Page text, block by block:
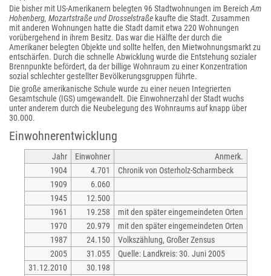
Die bisher mit US-Amerikanern belegten 96 Stadtwohnungen im Bereich Am
Hohenberg, Mozartstraße und Drosselstraße kaufte die Stadt. Zusammen
mit anderen Wohnungen hatte die Stadt damit etwa 220 Wohnungen
vorübergehend in ihrem Besitz. Das war die Hälfte der durch die
Amerikaner belegten Objekte und sollte helfen, den Mietwohnungsmarkt zu
entschärfen. Durch die schnelle Abwicklung wurde die Entstehung sozialer
Brennpunkte befördert, da der billige Wohnraum zu einer Konzentration
sozial schlechter gestellter Bevölkerungsgruppen führte.
Die große amerikanische Schule wurde zu einer neuen Integrierten
Gesamtschule (IGS) umgewandelt. Die Einwohnerzahl der Stadt wuchs
unter anderem durch die Neubelegung des Wohnraums auf knapp über
30.000.
Einwohnerentwicklung
Jahr Einwohner
Anmerk.
1904
4.701
Chronik von Osterholz-Scharmbeck
1909
6.060
1945
12.500
1961
19.258
mit den später eingemeindeten Orten
1970
20.979
mit den später eingemeindeten Orten
1987
24.150
Volkszählung, Großer Zensus
2005
31.055
Quelle: Landkreis: 30. Juni 2005
31.12.2010
30.198